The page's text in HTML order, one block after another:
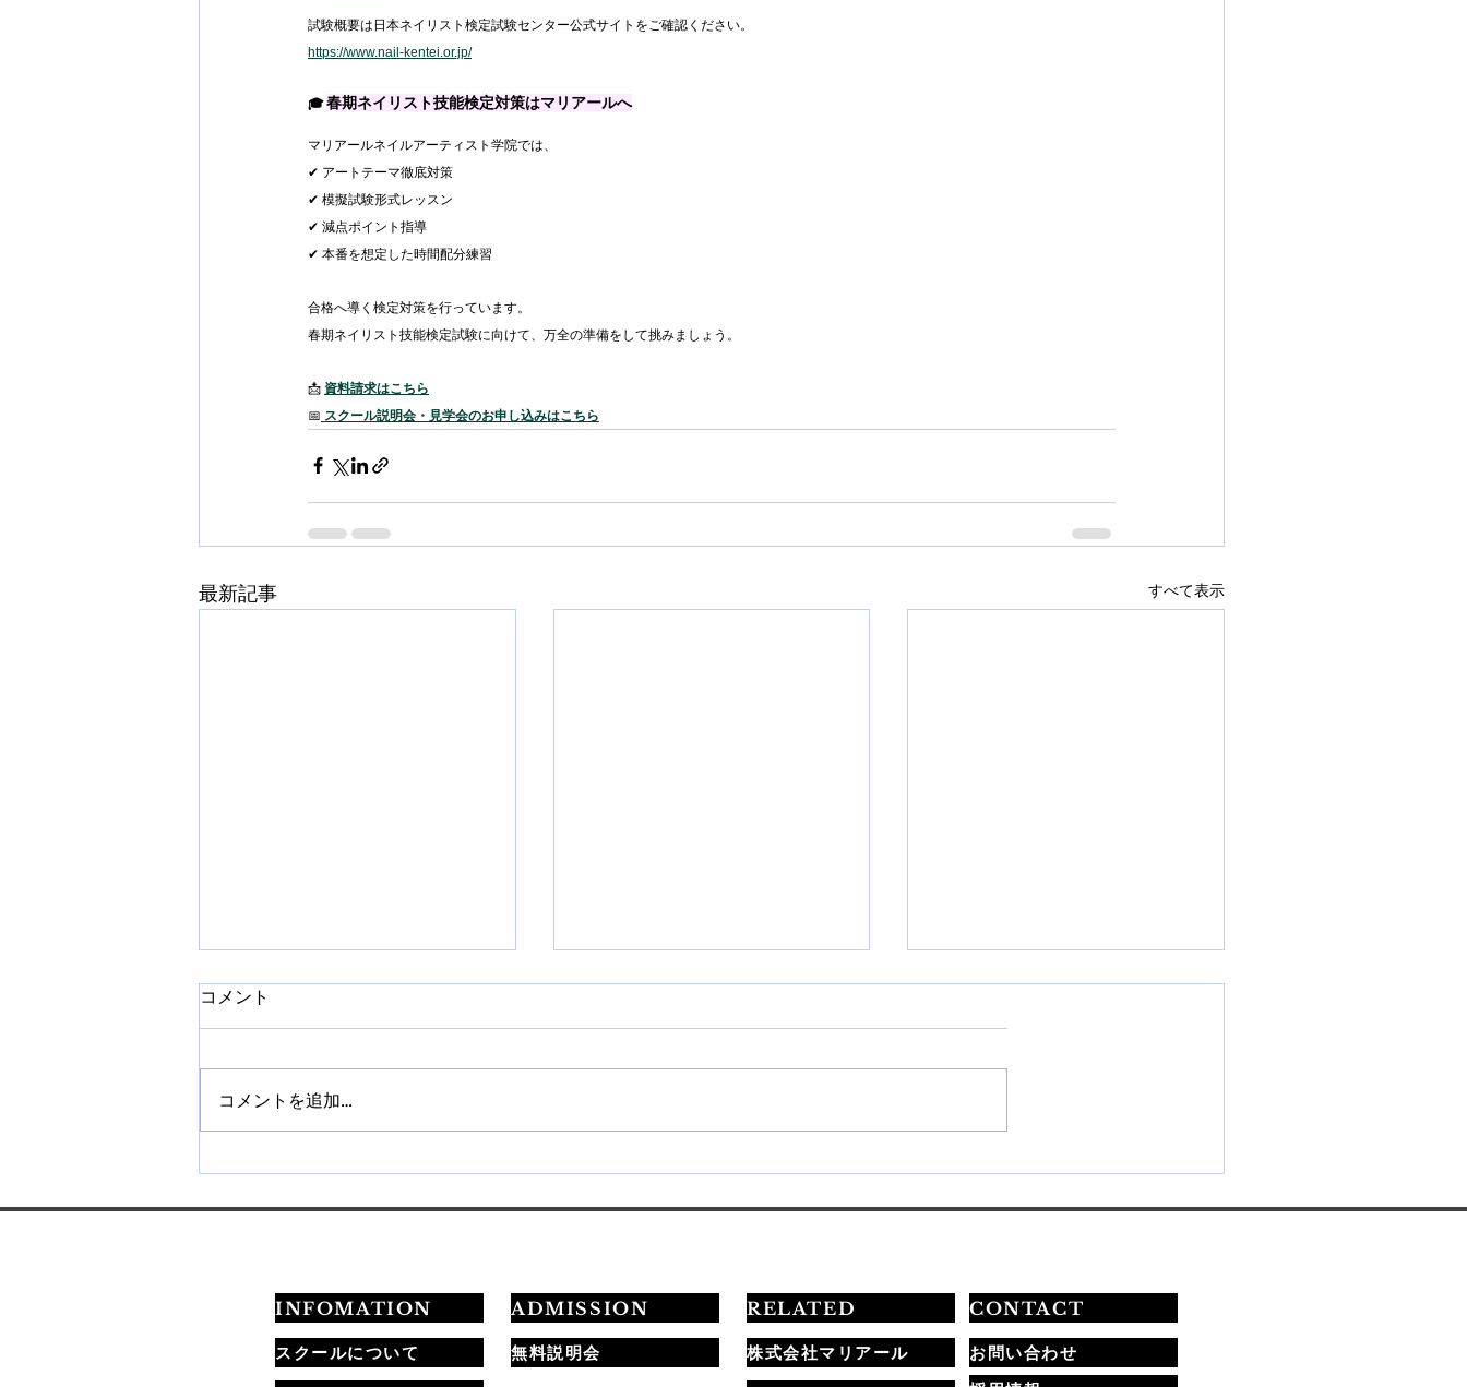
試験概要は日本ネイリスト検定試験センター公式サイトをご確認ください。
https://www.nail-kentei.or.jp/
🎓 春期ネイリスト技能検定対策はマリアールへ
マリアールネイルアーティスト学院では、
✔ アートテーマ徹底対策
✔ 模擬試験形式レッスン
✔ 減点ポイント指導
✔ 本番を想定した時間配分練習
合格へ導く検定対策を行っています。
春期ネイリスト技能検定試験に向けて、万全の準備をして挑みましょう。
📩 資料請求はこちら
📅 スクール説明会・見学会のお申し込みはこちら
最新記事 すべて表示
法まで学べます
コメント
コメントを追加…
INFOMATION
スクールについて
ADMISSION
無料説明会
RELATED CONTACT
株式会社マリアール お問い合わせ